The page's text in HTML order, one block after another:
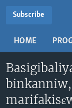
navigation
principale
Retour
recherche
MALI KURA
RADIO
AN BA FO!
FARAFINA FOLI
Learning English
SUIVEZ-NOUS
Subscribe
HOME